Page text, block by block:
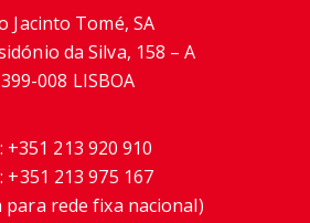
Jacinto Tomé, SA
da Silva, 158 – A
008 LISBOA
+351 213 920 910
+351 213 975 167
para rede fixa nacional)